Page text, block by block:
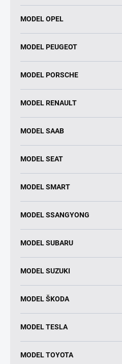
MODEL OPEL
MODEL PEUGEOT
MODEL PORSCHE
MODEL RENAULT
MODEL SAAB
MODEL SEAT
MODEL SMART
MODEL SSANGYONG
MODEL SUBARU
MODEL SUZUKI
MODEL ŠKODA
MODEL TESLA
MODEL TOYOTA